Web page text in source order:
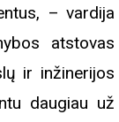
– vardija
atstovas
ir inžinerijos
daugiau už